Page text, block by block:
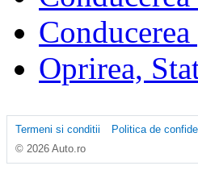
Oprirea,
Termeni si conditii Politica de
© 2026 Auto.ro